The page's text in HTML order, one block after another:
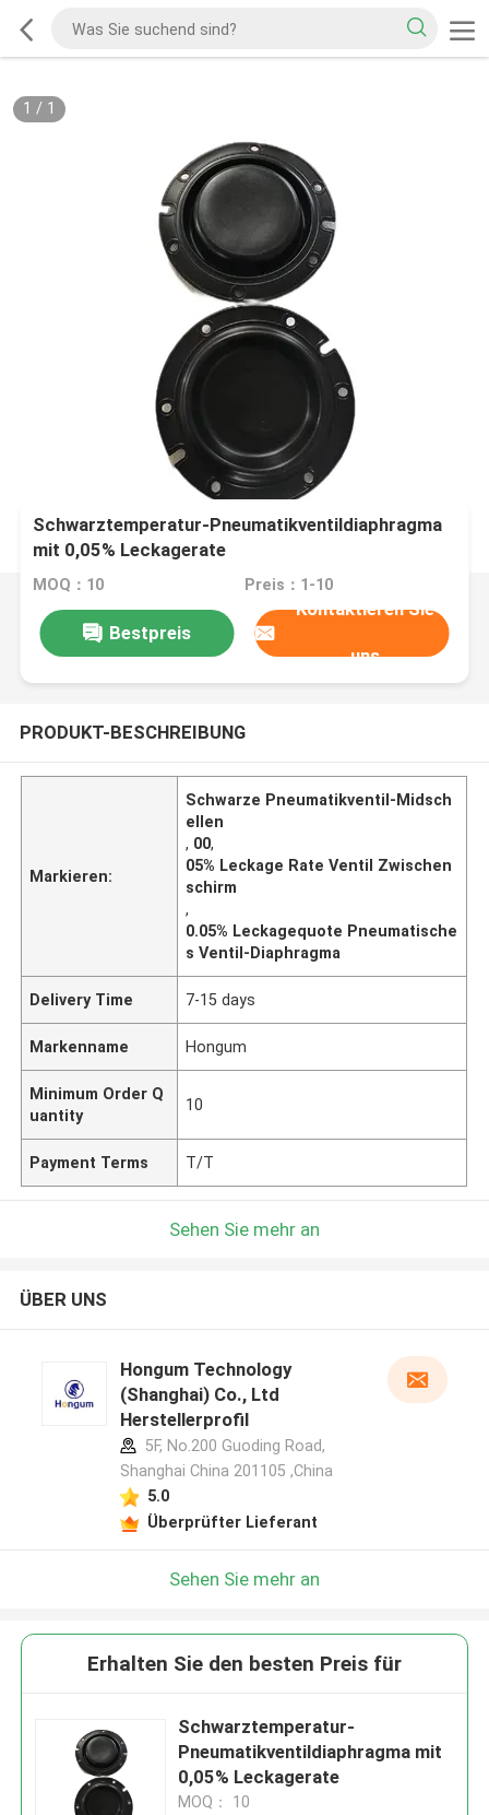
1 / 1
Schwarztemperatur-Pneumatikventildiaphragma
mit 0,05% Leckagerate
MOQ：10 Preis：1-10
Bestpreis
Kontaktieren Sie
uns
PRODUKT-BESCHREIBUNG
Markieren:
Schwarze Pneumatikventil-Midsch
ellen
, 00,
05% Leckage Rate Ventil Zwischen
schirm
,
0.05% Leckagequote Pneumatische
s Ventil-Diaphragma
Delivery Time 7-15 days
Markenname Hongum
Minimum Order Q
uantity
10
Payment Terms T/T
Sehen Sie mehr an
ÜBER UNS
Hongum Technology
(Shanghai) Co., Ltd
Herstellerprofil
5F, No.200 Guoding Road,
Shanghai China 201105 ,China
5.0
Überprüfter Lieferant
Sehen Sie mehr an
Erhalten Sie den besten Preis für
Schwarztemperatur-
Pneumatikventildiaphragma mit
0,05% Leckagerate
MOQ： 10